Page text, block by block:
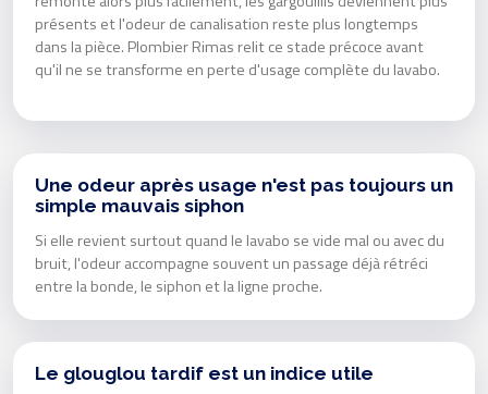
présents et l'odeur de canalisation reste plus longtemps
dans la pièce. Plombier Rimas relit ce stade précoce avant
qu'il ne se transforme en perte d'usage complète du lavabo.
Une odeur après usage n'est pas toujours un
simple mauvais siphon
Si elle revient surtout quand le lavabo se vide mal ou avec du
bruit, l'odeur accompagne souvent un passage déjà rétréci
entre la bonde, le siphon et la ligne proche.
Le glouglou tardif est un indice utile